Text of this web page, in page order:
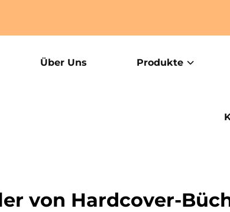
Über Uns Produkte
von Hardcover-